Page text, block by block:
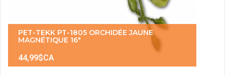
PET-TEKK PT-1805 ORCHIDÉE JAUNE
MAGNÉTIQUE 16"
44,99$CA